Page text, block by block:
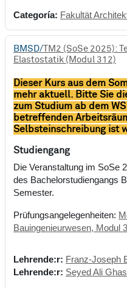
Categoría: Fakultät
BMSD/TM2 (SoSe 2025):
Elastostatik (Modul 312)
Dieser Kurs aus dem
mehr aktuell. Bitte Sie
zum Studium ab dem
betreffenden
Selbsteinschreibung ist
Studiengang
Die Veranstaltung im SoSe
des Bachelorstudiengangs
Semester.
Prüfungsangelegenheiten:
Bauingenieurwesen, Modul
Lehrende:r: Franz-Joseph
Lehrende:r: Seyed Ali